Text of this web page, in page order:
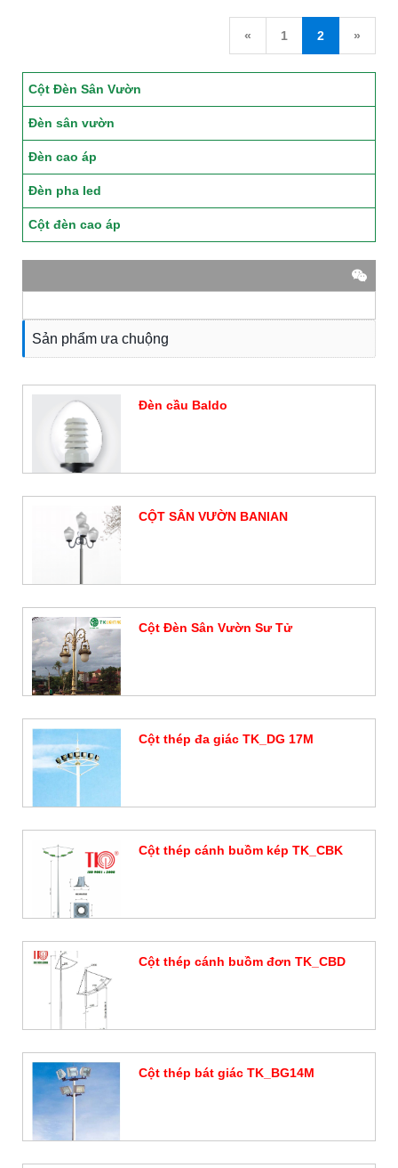
« 1 2 »
Cột Đèn Sân Vườn
Đèn sân vườn
Đèn cao áp
Đèn pha led
Cột đèn cao áp
Sản phẩm ưa chuộng
Đèn cầu Baldo
CỘT SÂN VƯỜN BANIAN
Cột Đèn Sân Vườn Sư Tử
Cột thép đa giác TK_DG 17M
Cột thép cánh buồm kép TK_CBK
Cột thép cánh buồm đơn TK_CBD
Cột thép bát giác TK_BG14M